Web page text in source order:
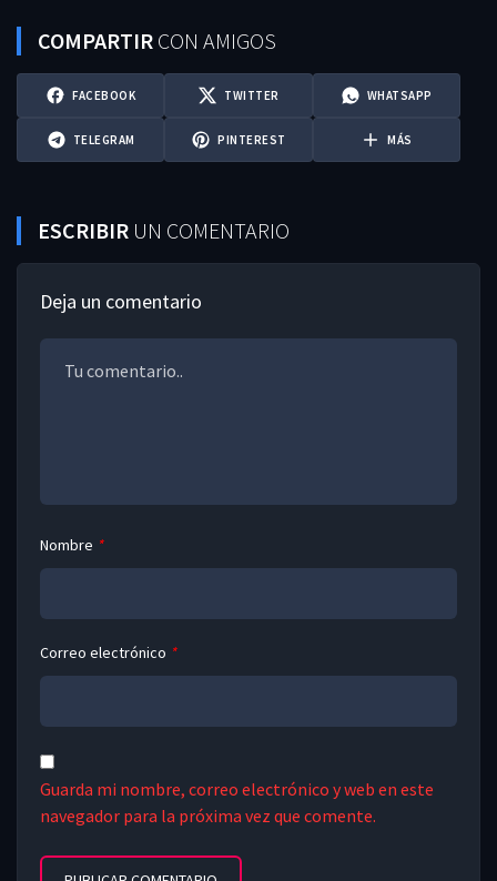
COMPARTIR CON AMIGOS
FACEBOOK TWITTER WHATSAPP
TELEGRAM PINTEREST MÁS
ESCRIBIR UN COMENTARIO
Deja un comentario
Nombre *
Correo electrónico *
Guarda mi nombre, correo electrónico y web en este
navegador para la próxima vez que comente.